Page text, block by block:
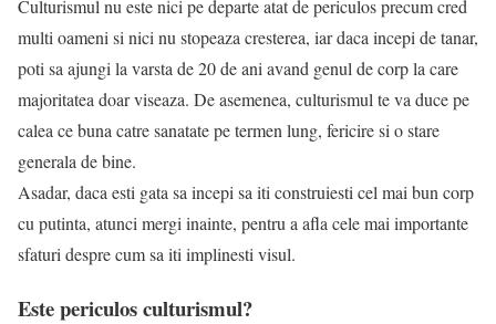
Culturismul nu este nici pe departe atat de periculos precum cred
multi oameni si nici nu stopeaza cresterea, iar daca incepi de tanar,
poti sa ajungi la varsta de 20 de ani avand genul de corp la care
majoritatea doar viseaza. De asemenea, culturismul te va duce pe
calea ce buna catre sanatate pe termen lung, fericire si o stare
generala de bine.
Asadar, daca esti gata sa incepi sa iti construiesti cel mai bun corp
cu putinta, atunci mergi inainte, pentru a afla cele mai importante
sfaturi despre cum sa iti implinesti visul.
Este periculos culturismul?